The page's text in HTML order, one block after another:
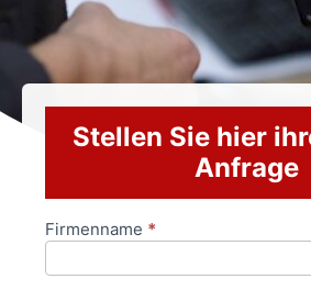
Stellen Sie hier
Anfrage
Anfrageformular
Firmenname *